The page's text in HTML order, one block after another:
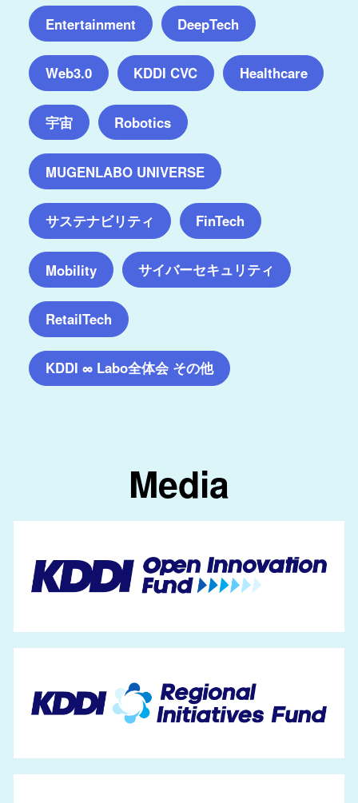
Entertainment DeepTech
Web3.0 KDDI CVC Healthcare
宇宙 Robotics
MUGENLABO UNIVERSE
サステナビリティ FinTech
Mobility サイバーセキュリティ
RetailTech
KDDI ∞ Labo全体会 その他
Media